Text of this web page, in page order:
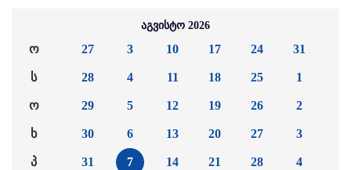
აგვისტო 2026
ო
ს
ო
ხ
პ
27
28
29
30
31
3
4
5
6
7
10
11
12
13
14
17
18
19
20
21
24
25
26
27
28
31
1
2
3
4